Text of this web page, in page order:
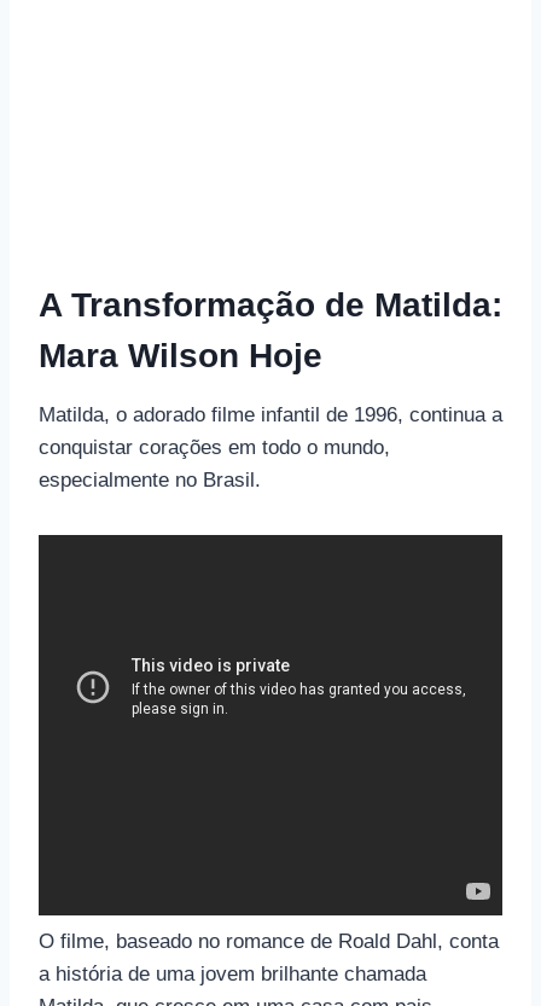
A Transformação de Matilda:
Mara Wilson Hoje
Matilda, o adorado filme infantil de 1996, continua a
conquistar corações em todo o mundo,
especialmente no Brasil.
O filme, baseado no romance de Roald Dahl, conta
a história de uma jovem brilhante chamada